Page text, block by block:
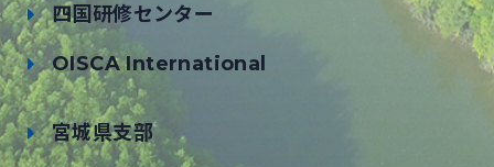
四国研修センター
OISCA International
宮城県支部